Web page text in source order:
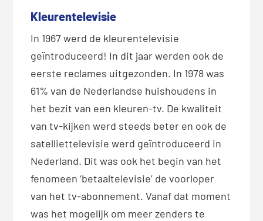
Kleurentelevisie
In 1967 werd de kleurentelevisie
geïntroduceerd! In dit jaar werden ook de
eerste reclames uitgezonden. In 1978 was
61% van de Nederlandse huishoudens in
het bezit van een kleuren-tv. De kwaliteit
van tv-kijken werd steeds beter en ook de
satelliettelevisie werd geïntroduceerd in
Nederland. Dit was ook het begin van het
fenomeen ‘betaaltelevisie’ de voorloper
van het tv-abonnement. Vanaf dat moment
was het mogelijk om meer zenders te